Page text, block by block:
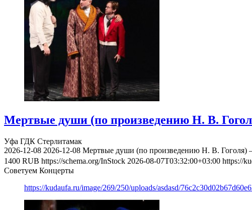
Мертвые души (по произведению Н. В.
Уфа ГДК Стерлитамак
2026-12-08 2026-12-08 Мертвые души (по произведению Н. В. Гоголя)
1400 RUB https://schema.org/InStock 2026-08-07T03:32:00+03:00 https://
Советуем Концерты
https://kudaufa.ru/image/269/250/uploads/asdasd/